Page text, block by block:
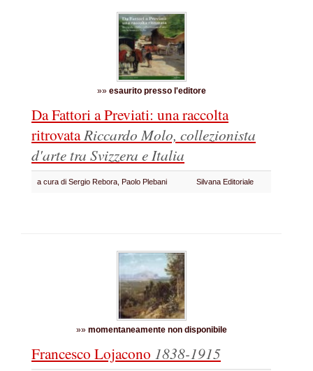
»» esaurito presso l'editore
Da Fattori a Previati: una raccolta
ritrovataRiccardo Molo, collezionista
d'arte tra Svizzera e Italia
a cura di Sergio Rebora, Paolo Plebani Silvana Editoriale
»» momentaneamente non disponibile
Francesco Lojacono 1838-1915